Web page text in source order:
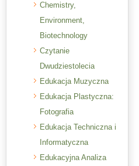
Chemistry,
Environment,
Biotechnology
Czytanie
Dwudziestolecia
Edukacja Muzyczna
Edukacja Plastyczna:
Fotografia
Edukacja Techniczna i
Informatyczna
Edukacyjna Analiza